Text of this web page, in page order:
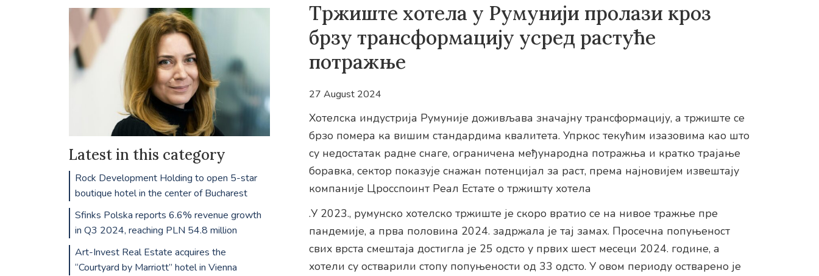
Тржиште хотела у Румунији пролази кроз
брзу трансформацију усред растуће
потражње
27 August 2024
Хотелска индустрија Румуније доживљава значајну трансформацију, а тржиште се
брзо помера ка вишим стандардима квалитета. Упркос текућим изазовима као што
су недостатак радне снаге, ограничена међународна потражња и кратко трајање
боравка, сектор показује снажан потенцијал за раст, према најновијем извештају
компаније Цросспоинт Реал Естате о тржишту хотела
.У 2023., румунско хотелско тржиште је скоро вратио се на нивое тражње пре
пандемије, а прва половина 2024. задржала је тај замах. Просечна попуњеност
свих врста смештаја достигла је 25 одсто у првих шест месеци 2024. године, а
хотели су остварили стопу попуњености од 33 одсто. У овом периоду остварено је
Latest in this category
Rock Development Holding to open 5-star
boutique hotel in the center of Bucharest
Sfinks Polska reports 6.6% revenue growth
in Q3 2024, reaching PLN 54.8 million
Art-Invest Real Estate acquires the
“Courtyard by Marriott” hotel in Vienna